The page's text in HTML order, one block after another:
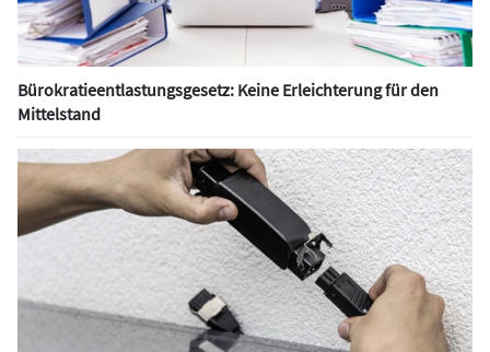
Bürokratieentlastungsgesetz: Keine Erleichterung für den
Mittelstand